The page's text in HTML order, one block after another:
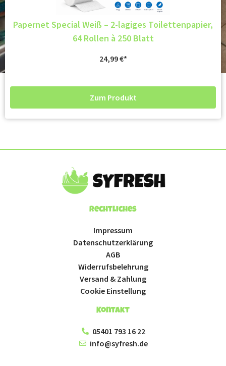
Papernet Special Weiß – 2-lagiges Toilettenpapier,
64 Rollen à 250 Blatt
24,99€
Zum Produkt
Rechtliches
Impressum
Datenschutzerklärung
AGB
Widerrufsbelehrung
Versand & Zahlung
Cookie Einstellung
Kontakt
05401 793 16 22
info@syfresh.de